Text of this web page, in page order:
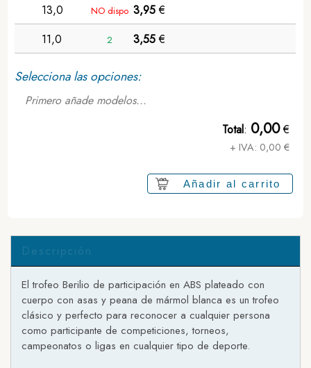
13,0
NO dispo 3,95€
11,0
2 3,55€
Selecciona las opciones:
Primero añade modelos...
Total: 0,00€
+ IVA: 0,00 €
Añadir al carrito
Descripción
El trofeo Berilio de participación en ABS plateado con
cuerpo con asas y peana de mármol blanca es un trofeo
clásico y perfecto para reconocer a cualquier persona
como participante de competiciones, torneos,
campeonatos o ligas en cualquier tipo de deporte.